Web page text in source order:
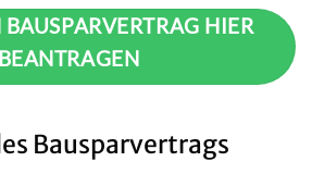
HIER
BEANTRAGEN
Bausparvertrags